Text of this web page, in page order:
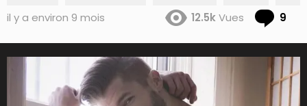
il y a environ 9 mois 12.5kVues 9